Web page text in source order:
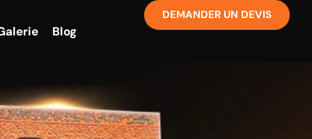
Blog
DEMANDER UN DEVIS